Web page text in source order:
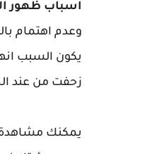
اسباب ظهور
وعدم اهتمام
يكون السبب
زحفت من عند
يمكنك مشاهدة